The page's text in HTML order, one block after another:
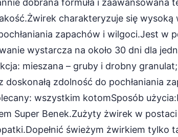
dobrana formuła i zaawansowana
charakteryzuje się wysoką
zapachów i wilgoci.Jest w
wystarcza na około 30 dni dla
mieszana – gruby i drobny
doskonałą zdolność do pochłaniania
wszystkim kotomSposób
Super Benek.Zużyty żwirek w
świeżym żwirkiem tylko